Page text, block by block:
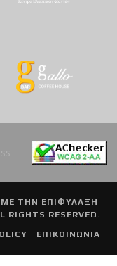
. ΜΕ ΤΗΝ ΕΠΙΦΥΛΑΞΗ
RESERVED.
ΕΠΙΚΟΙΝΩΝΙΑ